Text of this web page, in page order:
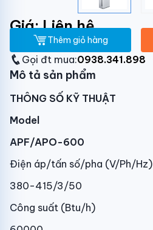
Giá: Liên hệ
Thêm giỏ hàng
Gọi đt mua:0938.341.898
Mô tả sản phẩm
THÔNG SỐ KỸ THUẬT
Model
APF/APO-600
Điện áp/tấn số/pha (V/Ph/Hz)
380-415/3/50
Công suất (Btu/h)